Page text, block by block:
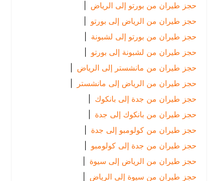
حجز طيران من بورتو إلى الرياض
|
حجز طيران من الرياض إلى بورتو
|
حجز طيران من بورتو إلى لشبونة |
حجز طيران من لشبونة إلى بورتو
|
حجز طيران من مانشستر إلى الرياض
|
حجز طيران من الرياض إلى مانشستر |
حجز طيران من جدة إلى بانكوك |
حجز طيران من بانكوك إلى جدة
حجز طيران من كولومبو إلى جدة
حجز طيران من جدة إلى كولومبو |
حجز طيران من الرياض إلى سيوة |
حجز طيران من سيوة إلى الرياض
|